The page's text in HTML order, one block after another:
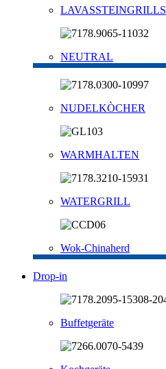
LAVASSTEINGRILLS
NEUTRAL
NUDELKÒCHER
WARMHALTEN
WATERGRILL
Wok-Chinaherd
Drop-in
Buffetgeräte